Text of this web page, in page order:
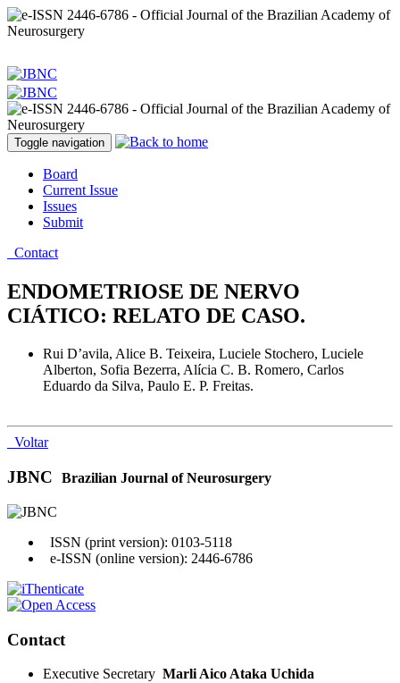
Toggle navigation
Board
Current Issue
Issues
Submit
Contact
ENDOMETRIOSE DE NERVO
CIÁTICO: RELATO DE CASO.
Rui D’avila, Alice B. Teixeira, Luciele Stochero, Luciele
Alberton, Sofia Bezerra, Alícia C. B. Romero, Carlos
Eduardo da Silva, Paulo E. P. Freitas.
Voltar
JBNC Brazilian Journal of Neurosurgery
ISSN (print version): 0103-5118
e-ISSN (online version): 2446-6786
Contact
Executive Secretary Marli Aico Ataka Uchida